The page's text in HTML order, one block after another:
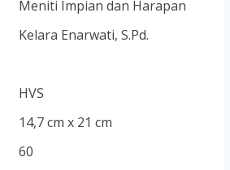
Meniti Impian dan Harapan
Kelara Enarwati, S.Pd.
HVS
14,7 cm x 21 cm
60